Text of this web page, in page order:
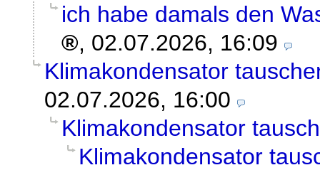
ich habe damals den
, 02.07.2026, 16:09
Klimakondensator
02.07.2026, 16:00
Klimakondensator
Klimakondensator